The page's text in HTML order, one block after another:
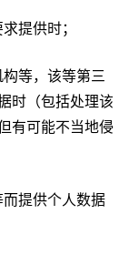
提供时；
等，该等第三
时（包括处理该
有可能不当地侵
提供个人数据